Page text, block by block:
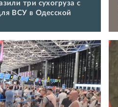
три сухогруза с
ВСУ в Одесской